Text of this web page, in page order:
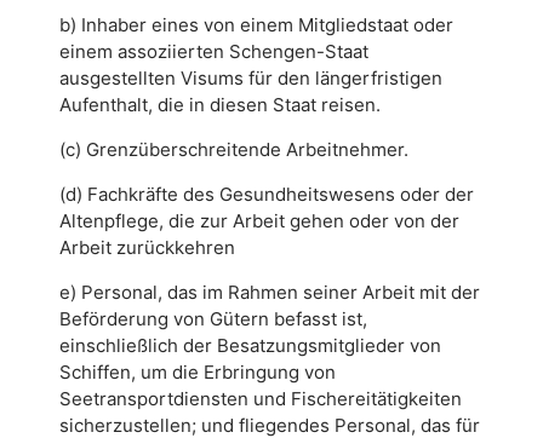
b) Inhaber eines von einem Mitgliedstaat oder
einem assoziierten Schengen-Staat
ausgestellten Visums für den längerfristigen
Aufenthalt, die in diesen Staat reisen.
(c) Grenzüberschreitende Arbeitnehmer.
(d) Fachkräfte des Gesundheitswesens oder der
Altenpflege, die zur Arbeit gehen oder von der
Arbeit zurückkehren
e) Personal, das im Rahmen seiner Arbeit mit der
Beförderung von Gütern befasst ist,
einschließlich der Besatzungsmitglieder von
Schiffen, um die Erbringung von
Seetransportdiensten und Fischereitätigkeiten
sicherzustellen; und fliegendes Personal, das für